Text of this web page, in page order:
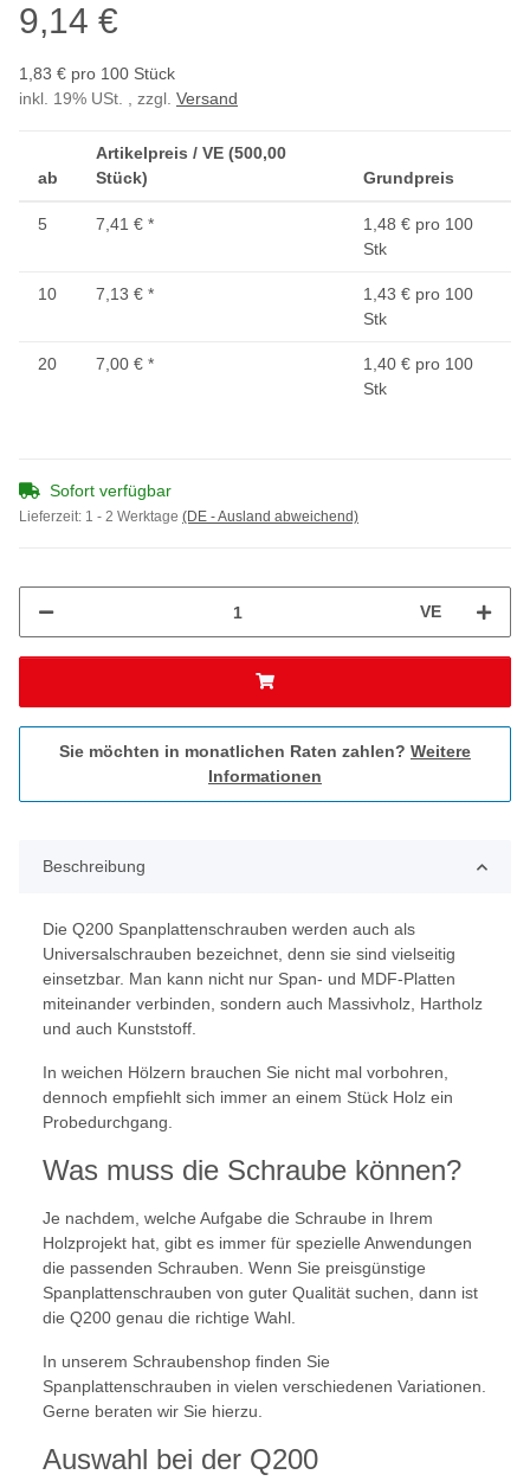
9,14 €
1,83 € pro 100 Stück
inkl. 19% USt. , zzgl. Versand
ab
Artikelpreis / VE (500,00
Stück)
Grundpreis
5 7,41 € *
1,48 € pro 100
Stk
10 7,13 € *
1,43 € pro 100
Stk
20 7,00 € *
1,40 € pro 100
Stk
Sofort verfügbar
Lieferzeit: 1 - 2 Werktage (DE - Ausland abweichend)
VE
Sie möchten in monatlichen Raten zahlen? Weitere
Informationen
Beschreibung
Die Q200 Spanplattenschrauben werden auch als
Universalschrauben bezeichnet, denn sie sind vielseitig
einsetzbar. Man kann nicht nur Span- und MDF-Platten
miteinander verbinden, sondern auch Massivholz, Hartholz
und auch Kunststoff.
In weichen Hölzern brauchen Sie nicht mal vorbohren,
dennoch empfiehlt sich immer an einem Stück Holz ein
Probedurchgang.
Was muss die Schraube können?
Je nachdem, welche Aufgabe die Schraube in Ihrem
Holzprojekt hat, gibt es immer für spezielle Anwendungen
die passenden Schrauben. Wenn Sie preisgünstige
Spanplattenschrauben von guter Qualität suchen, dann ist
die Q200 genau die richtige Wahl.
In unserem Schraubenshop finden Sie
Spanplattenschrauben in vielen verschiedenen Variationen.
Gerne beraten wir Sie hierzu.
Auswahl bei der Q200